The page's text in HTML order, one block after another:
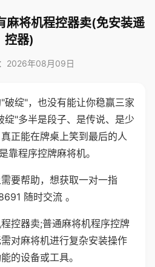
麻将机程控器卖(免安装遥
控器)
2026年08月09日
破绽"，也没有能让你稳赢三家
绽"多半是段子、是传说、是少
正能在牌桌上笑到最后的人
靠程序控牌麻将机。
要帮助，想获取一对一指
随时交流 。
控器卖;普通麻将机程序控牌
对麻将机进行复杂安装操作
的设备或工具。